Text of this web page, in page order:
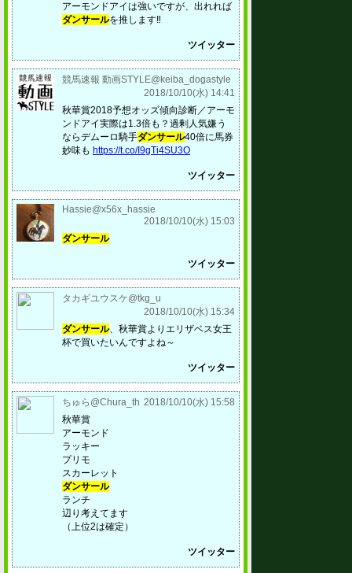
アーモンドアイは強いですが、出れれば
ダンサールを推します‼️
ツイッター
競馬速報 動画STYLE@keiba_dogastyle
2018/10/10(水) 14:41
秋華賞2018予想オッズ傾向診断／アーモ
ンドアイ実際は1.3倍も？過剰人気嫌う
ならデムーロ騎手ダンサール40倍に馬券
妙味も https://t.co/I9gTi4SU3O
ツイッター
Hassie@x56x_hassie
2018/10/10(水) 15:03
ダンサール
ツイッター
タカギユウスケ@tkg_u
2018/10/10(水) 15:34
ダンサール、秋華賞よりエリザベス女王
杯で買いたいんですよね～
ツイッター
ちゅら@Chura_th 2018/10/10(水) 15:58
秋華賞
アーモンド
ラッキー
プリモ
スカーレット
ダンサール
ランチ
辺り考えてます
（上位2は確定）
ツイッター